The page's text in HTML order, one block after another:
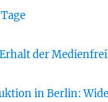
der
in Berlin: